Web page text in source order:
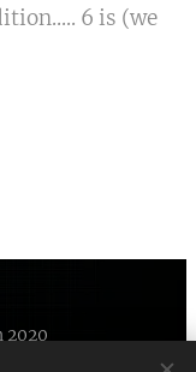
6 is (we
2020